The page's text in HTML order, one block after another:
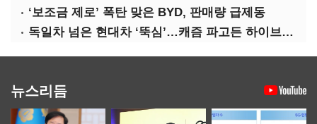
‘보조금 제로’ 폭탄 맞은 BYD, 판매량 급제동
독일차 넘은 현대차 ‘뚝심’…캐즘 파고든 하이브리드 역전극
뉴스리듬